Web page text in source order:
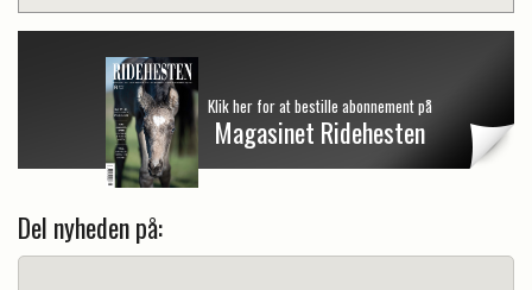
Klik her for at bestille abonnement på
Magasinet Ridehesten
Del nyheden på: